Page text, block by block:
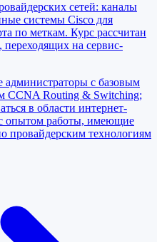
сетей: каналы
системы Cisco для
по меткам. Курс рассчитан
на сервис-
с базовым
CCNA Routing & Switching;
в области интернет-
опытом работы, имеющие
провайдерским технологиям